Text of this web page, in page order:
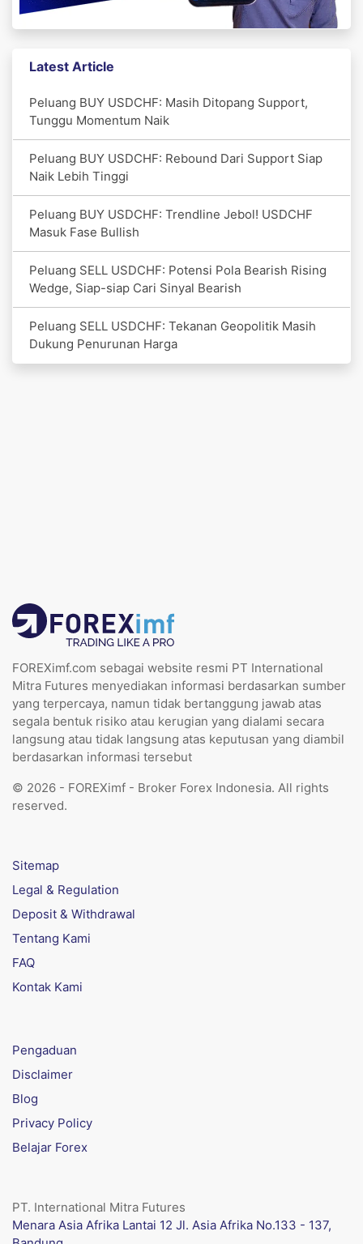
Latest Article
Peluang BUY USDCHF: Masih Ditopang Support,
Tunggu Momentum Naik
Peluang BUY USDCHF: Rebound Dari Support Siap
Naik Lebih Tinggi
Peluang BUY USDCHF: Trendline Jebol! USDCHF
Masuk Fase Bullish
Peluang SELL USDCHF: Potensi Pola Bearish Rising
Wedge, Siap-siap Cari Sinyal Bearish
Peluang SELL USDCHF: Tekanan Geopolitik Masih
Dukung Penurunan Harga
FOREXimf.com sebagai website resmi PT International
Mitra Futures menyediakan informasi berdasarkan sumber
yang terpercaya, namun tidak bertanggung jawab atas
segala bentuk risiko atau kerugian yang dialami secara
langsung atau tidak langsung atas keputusan yang diambil
berdasarkan informasi tersebut
© 2026 - FOREXimf - Broker Forex Indonesia. All rights
reserved.
Sitemap
Legal & Regulation
Deposit & Withdrawal
Tentang Kami
FAQ
Kontak Kami
Pengaduan
Disclaimer
Blog
Privacy Policy
Belajar Forex
PT. International Mitra Futures
Menara Asia Afrika Lantai 12 Jl. Asia Afrika No.133 - 137,